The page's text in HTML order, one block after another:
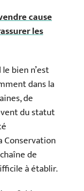
cause
les
bien n’est
dans la
de
du statut
de
à établir.